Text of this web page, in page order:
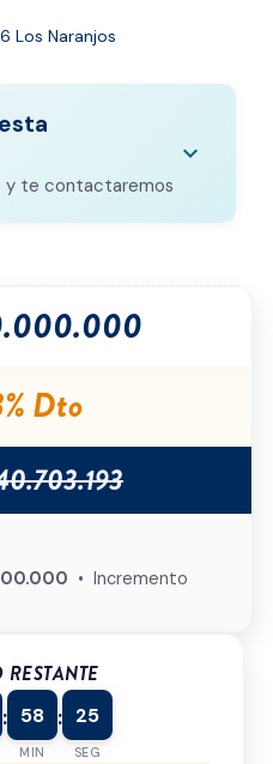
Los Naranjos
y te contactaremos
expand_more
y el
tratamiento de
Dto
• Incremento
RESTANTE
: 58
MIN
: 25
SEG